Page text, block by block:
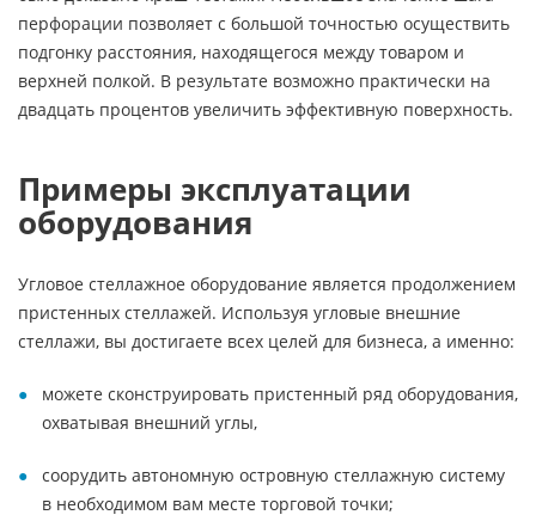
перфорации позволяет с большой точностью осуществить
подгонку расстояния, находящегося между товаром и
верхней полкой. В результате возможно практически на
двадцать процентов увеличить эффективную поверхность.
Примеры эксплуатации
оборудования
Угловое стеллажное оборудование является продолжением
пристенных стеллажей. Используя угловые внешние
стеллажи, вы достигаете всех целей для бизнеса, а именно:
можете сконструировать пристенный ряд оборудования,
охватывая внешний углы,
соорудить автономную островную стеллажную систему
в необходимом вам месте торговой точки;